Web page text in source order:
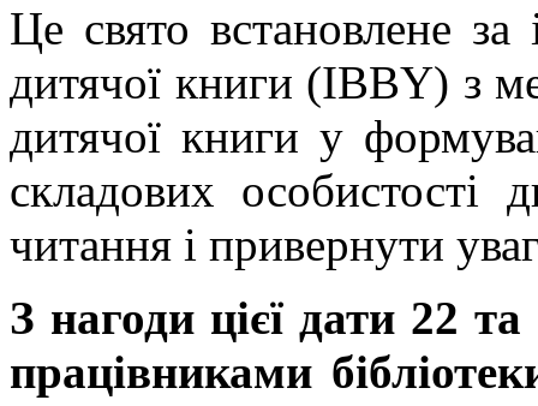
Це свято встановлене
дитячої книги (IBBY) з
дитячої книги у
складових особистості
читання і привернути
З нагоди цієї дати 22
працівниками